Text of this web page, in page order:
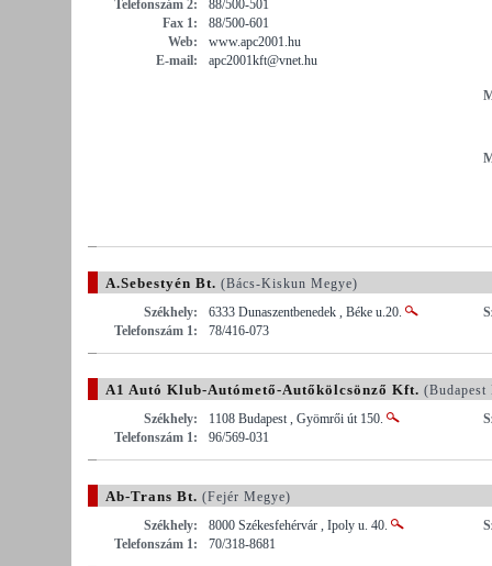
Telefonszám 2:
88/500-501
Fax 1:
88/500-601
Web:
www.apc2001.hu
E-mail:
apc2001kft@vnet.hu
A.Sebestyén Bt. (Bács-Kiskun Megye)
Székhely:
6333 Dunaszentbenedek , Béke u.20.
Telefonszám 1:
78/416-073
A1 Autó Klub-Autómető-Autőkölcsönző Kft. (Budapest
Székhely:
1108 Budapest , Gyömrői út 150.
Telefonszám 1:
96/569-031
Ab-Trans Bt. (Fejér Megye)
Székhely:
8000 Székesfehérvár , Ipoly u. 40.
Telefonszám 1:
70/318-8681